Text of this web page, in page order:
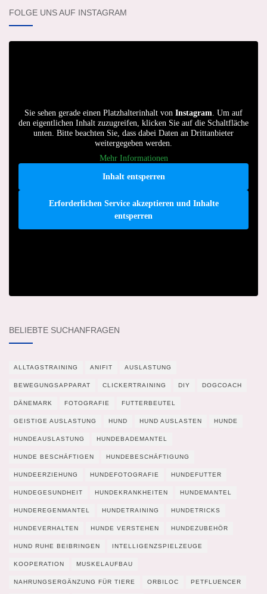
FOLGE UNS AUF INSTAGRAM
Sie sehen gerade einen Platzhalterinhalt von Instagram. Um auf
den eigentlichen Inhalt zuzugreifen, klicken Sie auf die Schaltfläche
unten. Bitte beachten Sie, dass dabei Daten an Drittanbieter
weitergegeben werden.
Mehr Informationen
Inhalt entsperren
Erforderlichen Service akzeptieren und Inhalte
entsperren
BELIEBTE SUCHANFRAGEN
ALLTAGSTRAINING ANIFIT AUSLASTUNG
BEWEGUNGSAPPARAT CLICKERTRAINING DIY DOGCOACH
DÄNEMARK FOTOGRAFIE FUTTERBEUTEL
GEISTIGE AUSLASTUNG HUND HUND AUSLASTEN HUNDE
HUNDEAUSLASTUNG HUNDEBADEMANTEL
HUNDE BESCHÄFTIGEN HUNDEBESCHÄFTIGUNG
HUNDEERZIEHUNG HUNDEFOTOGRAFIE HUNDEFUTTER
HUNDEGESUNDHEIT HUNDEKRANKHEITEN HUNDEMANTEL
HUNDEREGENMANTEL HUNDETRAINING HUNDETRICKS
HUNDEVERHALTEN HUNDE VERSTEHEN HUNDEZUBEHÖR
HUND RUHE BEIBRINGEN INTELLIGENZSPIELZEUGE
KOOPERATION MUSKELAUFBAU
NAHRUNGSERGÄNZUNG FÜR TIERE ORBILOC PETFLUENCER